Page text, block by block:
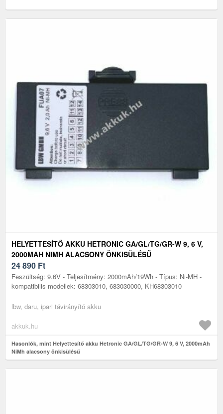
HELYETTESÍTŐ AKKU HETRONIC GA/GL/TG/GR-W 9, 6 V,
2000MAH NIMH ALACSONY ÖNKISÜLÉSŰ
24 890 Ft
Feszültség: 9.6V - Teljesítmény: 2000mAh/19Wh - Típus: Ni-MH -
kompatibilis modellek: 68303010, 683030000, KH68303010
lbw, daru, ipari távirányító akku
akkuk.hu
Hasonlók, mint Helyettesítő akku Hetronic GA/GL/TG/GR-W 9, 6 V, 2000mAh
NiMh alacsony önkisülésű